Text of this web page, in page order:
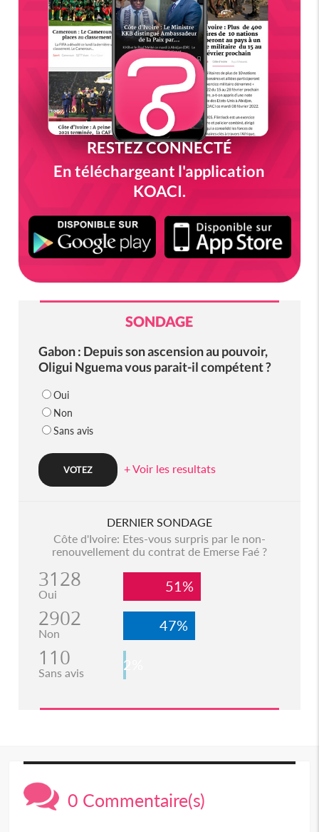
RESTEZ CONNECTÉ
En téléchargeant l'application
KOACI.
SONDAGE
Gabon : Depuis son ascension au pouvoir,
Oligui Nguema vous parait-il compétent ?
Oui
Non
Sans avis
+ Voir les resultats
DERNIER SONDAGE
Côte d'Ivoire: Etes-vous surpris par le non-
renouvellement du contrat de Emerse Faé ?
3128
Oui 51%
2902
Non 47%
110
Sans avis 2%
0 Commentaire(s)